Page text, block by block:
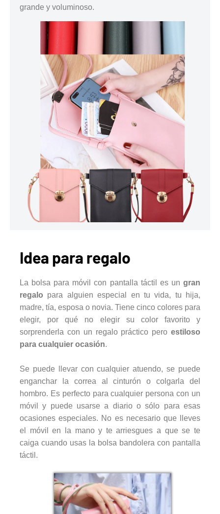
grande y voluminoso.
Idea para regalo
La bolsa para móvil con pantalla táctil es un gran
regalo para alguien especial en tu vida, tu hija,
madre, tía, esposa o novia. Tiene cinco colores para
elegir, por qué no elegir su color favorito y
sorprenderla con un regalo práctico pero estiloso
para cualquier ocasión.
Se puede llevar con cualquier atuendo, se puede
enganchar la correa al cinturón o colgarla del
hombro. Es perfecto para cualquier persona con un
móvil y puede usarse a diario o sólo para esas
ocasiones especiales. No es necesario que lleves
el móvil en la mano y te arriesgues a que se te
caiga cuando usas la bolsa bandolera con pantalla
táctil.